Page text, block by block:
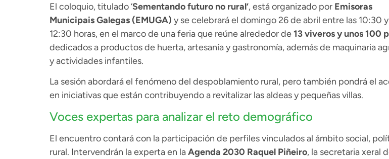
El coloquio, titulado ‘Sementando futuro no rural’, está organizado por Emisoras
Municipais Galegas (EMUGA) y se celebrará el domingo 26 de abril entre las 10:30
12:30 horas, en el marco de una feria que reúne alrededor de13 viveros y unos 100
dedicados a productos de huerta, artesanía y gastronomía, además de maquinaria
y actividades infantiles.
La sesión abordará el fenómeno del despoblamiento rural, pero también pondrá el
en iniciativas que están contribuyendo a revitalizar las aldeas y pequeñas villas.
Voces expertas para analizar el reto demográfico
El encuentro contará con la participación de perfiles vinculados al ámbito social,
rural. Intervendrán la experta en laAgenda 2030 Raquel Piñeiro, la secretaria xeral